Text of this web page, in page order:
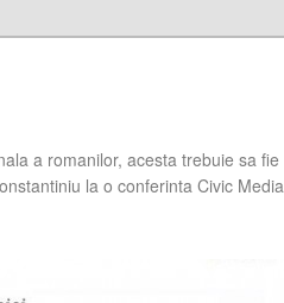
a romanilor, acesta trebuie sa fie
la o conferinta Civic Media